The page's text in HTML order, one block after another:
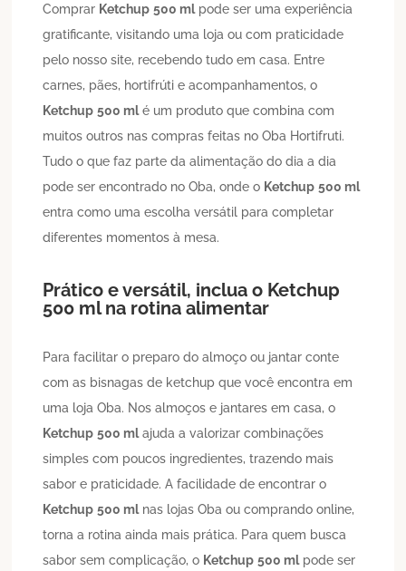
Comprar Ketchup 500 mlpode ser uma experiência
gratificante, visitando uma loja ou com praticidade
pelo nosso site, recebendo tudo em casa. Entre
carnes, pães, hortifrúti e acompanhamentos, o
Ketchup 500 mlé um produto que combina com
muitos outros nas compras feitas no Oba Hortifruti.
Tudo o que faz parte da alimentação do dia a dia
pode ser encontrado no Oba, onde o Ketchup 500 ml
entra como uma escolha versátil para completar
diferentes momentos à mesa.
Prático e versátil, inclua o Ketchup
500 mlna rotina alimentar
Para facilitar o preparo do almoço ou jantar conte
com as bisnagas de ketchup que você encontra em
uma loja Oba. Nos almoços e jantares em casa, o
Ketchup 500 mlajuda a valorizar combinações
simples com poucos ingredientes, trazendo mais
sabor e praticidade. A facilidade de encontrar o
Ketchup 500 mlnas lojas Oba ou comprando online,
torna a rotina ainda mais prática. Para quem busca
sabor sem complicação, o Ketchup 500 mlpode ser